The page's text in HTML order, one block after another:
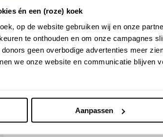
én een (roze) koek
op de website gebruiken wij en onze
te onthouden en om onze campagnes
geen overbodige advertenties meer
we onze website en communicatie blijven
Aanpassen
In Nederland doet een zeer loyale
donorpopulatie van ongeveer 2,5% van de
Nederlandse bevolking jaarlijks zo'n
naar donorgedrag.
Ons donoronderzoek